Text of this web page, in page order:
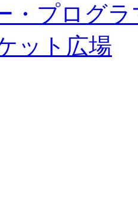
・プログラ
ット広場